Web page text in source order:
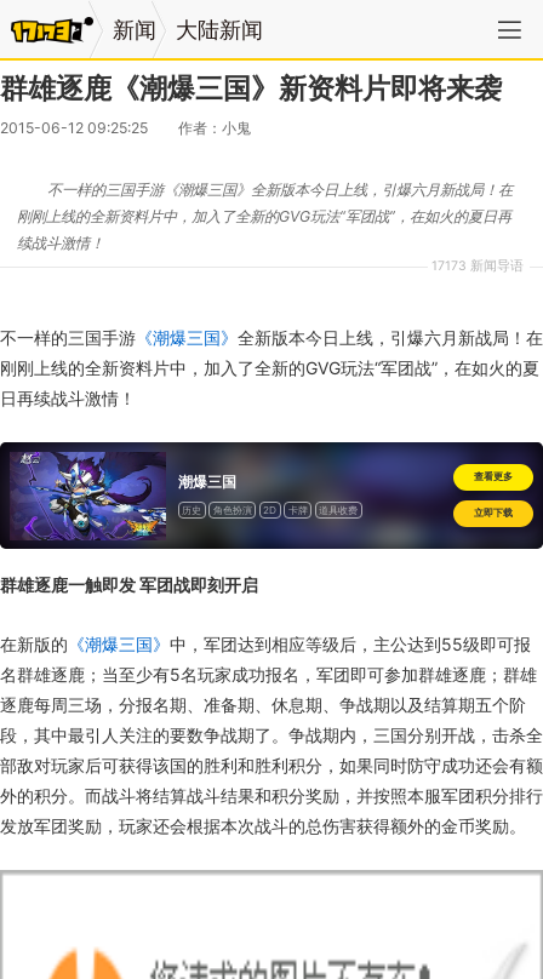
新闻 大陆新闻
群雄逐鹿《潮爆三国》新资料片即将来袭
2015-06-12 09:25:25 作者：小鬼
17173 新闻导语
不一样的三国手游《潮爆三国》全新版本今日上线，引爆六月新战局！在
刚刚上线的全新资料片中，加入了全新的GVG玩法“军团战”，在如火的夏日再
续战斗激情！
不一样的三国手游 《潮爆三国》 全新版本今日上线，引爆六月新战局！在
刚刚上线的全新资料片中，加入了全新的GVG玩法“军团战”，在如火的夏
日再续战斗激情！
潮爆三国
历史 角色扮演 2D 卡牌 道具收费
查看更多
立即下载
群雄逐鹿一触即发 军团战即刻开启
在新版的 《潮爆三国》 中，军团达到相应等级后，主公达到55级即可报
名群雄逐鹿；当至少有5名玩家成功报名，军团即可参加群雄逐鹿；群雄
逐鹿每周三场，分报名期、准备期、休息期、争战期以及结算期五个阶
段，其中最引人关注的要数争战期了。争战期内，三国分别开战，击杀全
部敌对玩家后可获得该国的胜利和胜利积分，如果同时防守成功还会有额
外的积分。而战斗将结算战斗结果和积分奖励，并按照本服军团积分排行
发放军团奖励，玩家还会根据本次战斗的总伤害获得额外的金币奖励。